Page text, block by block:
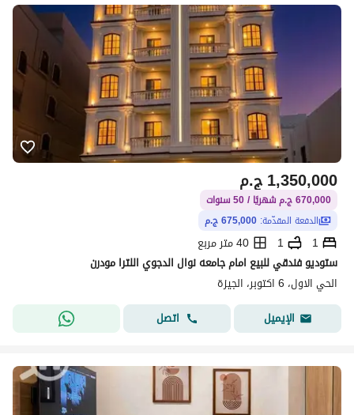
ج.م1,350,000
670,000 ج.م شهريًا / 50 سنوات
الدفعة المقدّمة: 675,000 ج.م
1
1
40 متر مربع
ستوديو فندقي للبيع امام جامعه نوال الدجوي اللترا مودرن
الحي الاول، 6 اكتوبر، الجيزة
الإيميل
اتصل